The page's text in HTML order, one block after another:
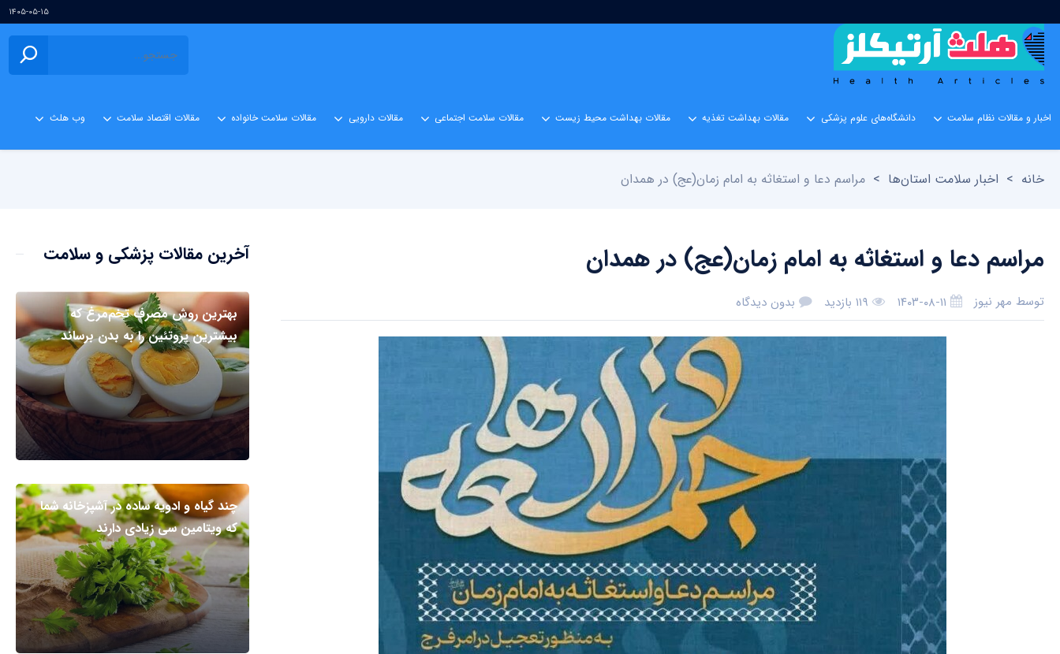
۱۴۰۵-۰۵-۱۵
اخبار و مقالات نظام سلامت دانشگاه‌های علوم پزشکی مقالات بهداشت تغذیه مقالات بهداشت محیط زیست مقالات سلامت اجتماعی مقالات دارویی مقالات سلامت خانواده مقالات اقتصاد سلامت وب هلث
خانه > اخبار سلامت استان‌ها > مراسم دعا و استغاثه به امام زمان(عج) در همدان
مراسم دعا و استغاثه به امام زمان(عج) در همدان
توسط مهر نیوز ۱۴۰۳-۰۸-۱۱ ۱۱۹ بازدید بدون دیدگاه
آخرین مقالات پزشکی و سلامت
بهترین روش مصرف تخم‌مرغ که
بیشترین پروتئین را به بدن برساند
چند گیاه و ادویه ساده در آشپزخانه شما
که ویتامین سی زیادی دارند